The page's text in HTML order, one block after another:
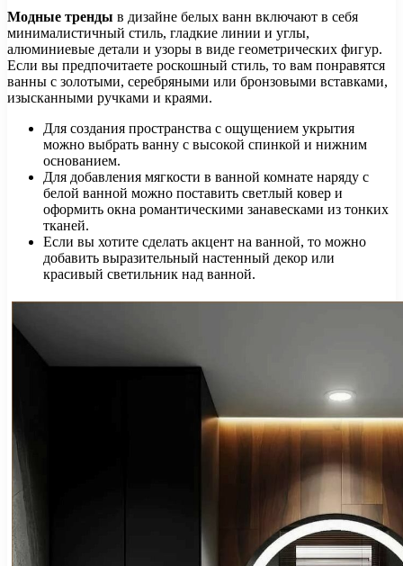
Модные тренды в дизайне белых ванн включают в себя
минималистичный стиль, гладкие линии и углы,
алюминиевые детали и узоры в виде геометрических фигур.
Если вы предпочитаете роскошный стиль, то вам понравятся
ванны с золотыми, серебряными или бронзовыми вставками,
изысканными ручками и краями.
Для создания пространства с ощущением укрытия
можно выбрать ванну с высокой спинкой и нижним
основанием.
Для добавления мягкости в ванной комнате наряду с
белой ванной можно поставить светлый ковер и
оформить окна романтическими занавесками из тонких
тканей.
Если вы хотите сделать акцент на ванной, то можно
добавить выразительный настенный декор или
красивый светильник над ванной.